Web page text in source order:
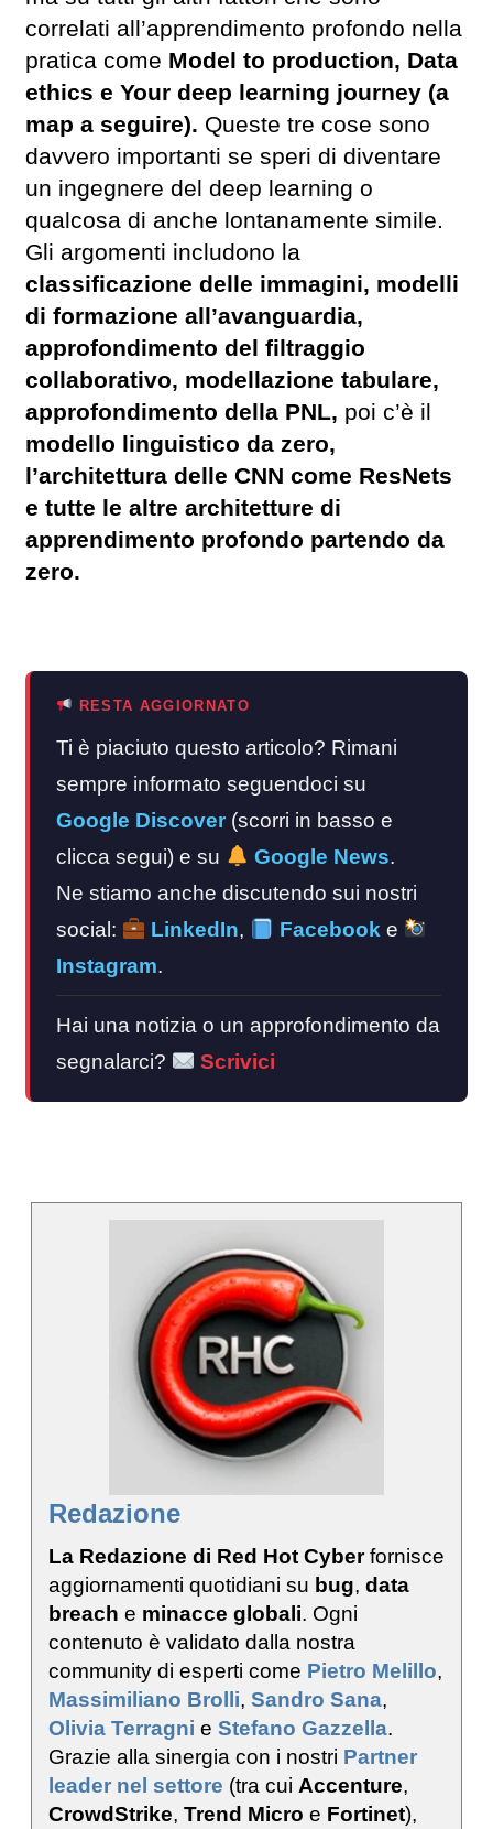
correlati all’apprendimento profondo nella
pratica come Model to production, Data
ethics e Your deep learning journey (a
map a seguire). Queste tre cose sono
davvero importanti se speri di diventare
un ingegnere del deep learning o
qualcosa di anche lontanamente simile.
Gli argomenti includono la
classificazione delle immagini, modelli
di formazione all’avanguardia,
approfondimento del filtraggio
collaborativo, modellazione tabulare,
approfondimento della PNL, poi c’è il
modello linguistico da zero,
l’architettura delle CNN come ResNets
e tutte le altre architetture di
apprendimento profondo partendo da
zero.
RESTA AGGIORNATO
Ti è piaciuto questo articolo? Rimani
sempre informato seguendoci su
Google Discover (scorri in basso e
clicca segui) e su
Google News.
Ne stiamo anche discutendo sui nostri
social:
LinkedIn, Facebook e
Instagram.
Hai una notizia o un approfondimento da
segnalarci?
Scrivici
Redazione
La Redazione di Red Hot Cyberfornisce
aggiornamenti quotidiani su bug, data
breach e minacce globali. Ogni
contenuto è validato dalla nostra
community di esperti come Pietro Melillo,
Massimiliano Brolli, Sandro Sana,
Olivia Terragni e Stefano Gazzella.
Grazie alla sinergia con i nostri Partner
leader nel settore (tra cui Accenture,
CrowdStrike, Trend Micro e Fortinet),